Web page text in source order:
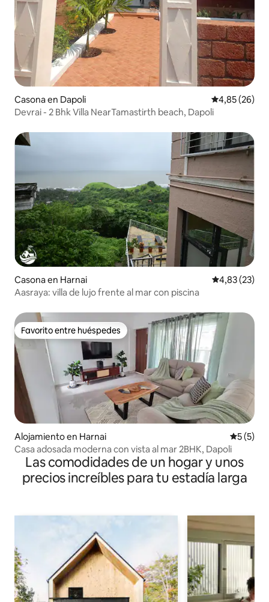
Casona en Dapoli Calificación
4,85 (26)
Devrai - 2 Bhk Villa NearTamastirth beach, Dapoli
Casona en Harnai Calificación
4,83 (23)
Aasraya: villa de lujo frente al mar con piscina
Favorito entre huéspedes
Favorito entre huéspedes
Alojamiento en Harnai
5 (5)
Casa adosada moderna con vista al mar 2BHK, Dapoli
Las comodidades de un hogar y unos
precios increíbles para tu estadía larga